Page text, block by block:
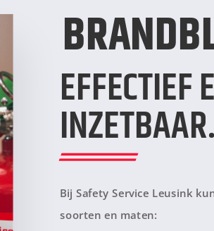
EFFECTIEF
INZETBAAR.
Bij Safety Service Leusink
soorten en maten: